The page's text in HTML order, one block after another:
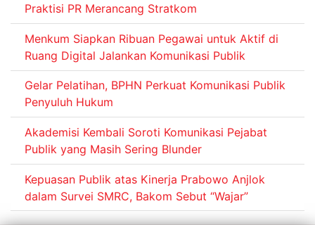
Praktisi PR Merancang Stratkom
Menkum Siapkan Ribuan Pegawai untuk Aktif di
Ruang Digital Jalankan Komunikasi Publik
Gelar Pelatihan, BPHN Perkuat Komunikasi Publik
Penyuluh Hukum
Akademisi Kembali Soroti Komunikasi Pejabat
Publik yang Masih Sering Blunder
Kepuasan Publik atas Kinerja Prabowo Anjlok
dalam Survei SMRC, Bakom Sebut “Wajar”